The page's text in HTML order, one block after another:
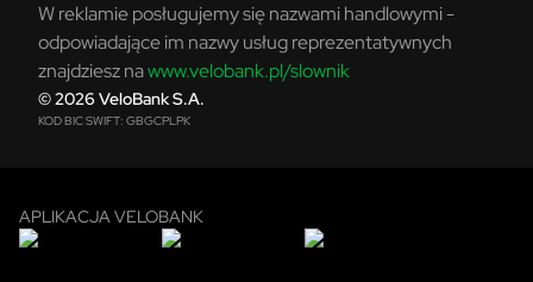
W reklamie posługujemy się nazwami handlowymi -
odpowiadające im nazwy usług reprezentatywnych
znajdziesz nawww.velobank.pl/slownik
© 2026 VeloBank S.A.
KOD BIC SWIFT: GBGCPLPK
APLIKACJA VELOBANK